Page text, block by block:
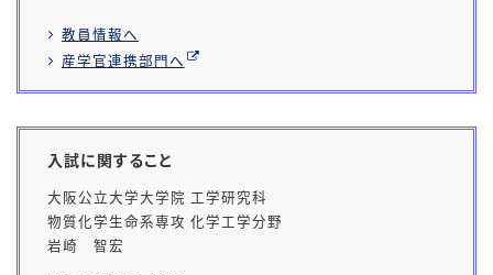
教員情報へ
産学官連携部門へ
入試に関すること
大阪公立大学大学院 工学研究科
物質化学生命系専攻 化学工学分野
岩崎 智宏